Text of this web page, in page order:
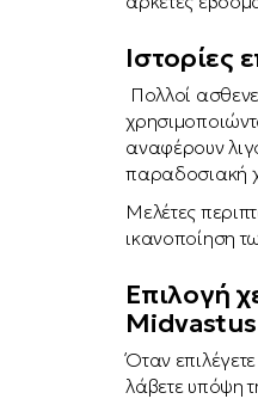
Ιστορίες
Πολλοί
αναφέρουν
παραδοσιακή
Μελέτες
ικανοποίηση
Επιλογή
Όταν
λάβετε υπόψη